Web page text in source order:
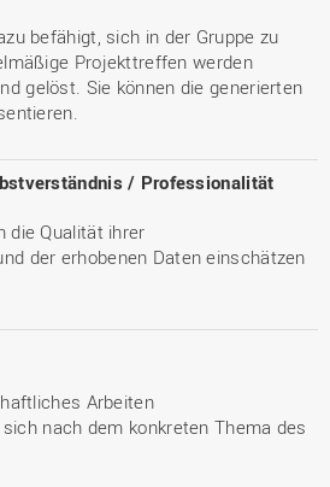
befähigt, sich in der Gruppe zu
Projekttreffen werden
gelöst. Sie können die generierten
/ Professionalität
die Qualität ihrer
der erhobenen Daten einschätzen
Arbeiten
nach dem konkreten Thema des